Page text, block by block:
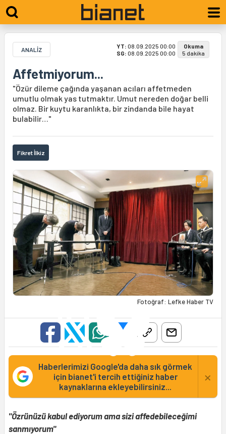
ANALİZ YT: 08.09.2025 00:00
SG: 08.09.2025 00:00
Okuma
5 dakika
Affetmiyorum...
"Özür dileme çağında yaşanan acıları affetmeden
umutlu olmak yas tutmaktır. Umut nereden doğar belli
olmaz. Bir kuytu karanlıkta, bir zindanda bile hayat
bulabilir…"
Fikret İlkiz
Fotoğraf: Lefke Haber TV
Haberlerimizi Google'da daha sık görmek
için bianet'i tercih ettiğiniz haber
kaynaklarına ekleyebilirsiniz...
×
"Özrünüzü kabul ediyorum ama sizi affedebileceğimi
sanmıyorum"